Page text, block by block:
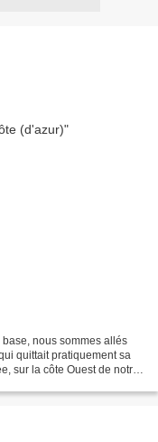
nous sommes allés
quittait pratiquement sa
sur la côte Ouest de notre